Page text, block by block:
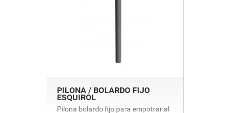
PILONA / BOLARDO FIJO
ESQUIROL
Pilona bolardo fijo para empotrar al